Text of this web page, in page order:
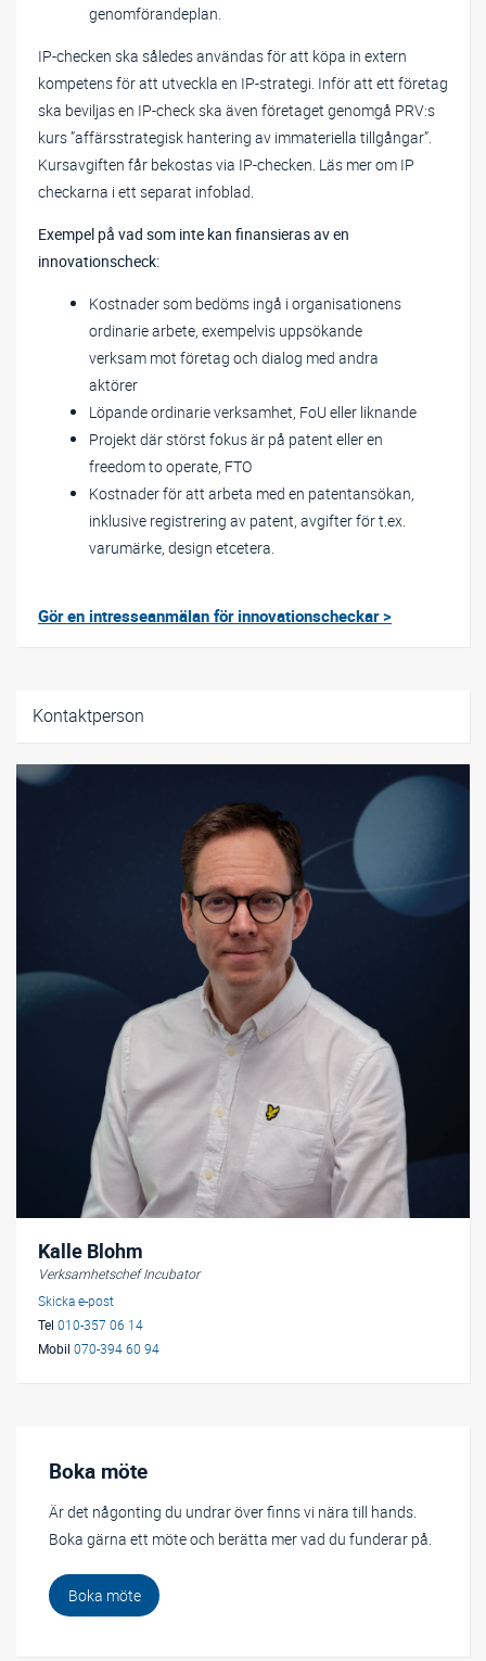
Kontaktperson
Kalle Blohm
Verksamhetschef Incubator
Skicka e-post
Tel 010-357 06 14
Mobil 070-394 60 94
Boka möte
Är det någonting du undrar över finns vi nära till hands.
Boka gärna ett möte och berätta mer vad du funderar på.
Boka möte
genomförandeplan.
IP-checken ska således användas för att köpa in extern
kompetens för att utveckla en IP-strategi. Inför att ett företag
ska beviljas en IP-check ska även företaget genomgå PRV:s
kurs ”affärsstrategisk hantering av immateriella tillgångar”.
Kursavgiften får bekostas via IP-checken. Läs mer om IP
checkarna i ett separat infoblad.
Exempel på vad som inte kan finansieras av en
innovationscheck:
Kostnader som bedöms ingå i organisationens
ordinarie arbete, exempelvis uppsökande
verksam mot företag och dialog med andra
aktörer
Löpande ordinarie verksamhet, FoU eller liknande
Projekt där störst fokus är på patent eller en
freedom to operate, FTO
Kostnader för att arbeta med en patentansökan,
inklusive registrering av patent, avgifter för t.ex.
varumärke, design etcetera.
Gör en intresseanmälan för innovationscheckar >